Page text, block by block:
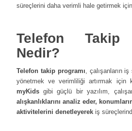
süreçlerini daha verimli hale getirmek
Telefon Takip
Nedir?
Telefon takip programı, çalışanların
yönetmek ve verimliliği artırmak için
myKidsgibi güçlü bir yazılım,
alışkanlıklarını analiz eder,
aktivitelerini denetleyerekiş